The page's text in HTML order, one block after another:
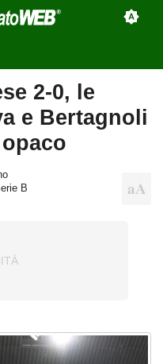
2-0, le
e Bertagnoli
B